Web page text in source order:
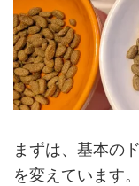
まずは、基本の
を変えています。